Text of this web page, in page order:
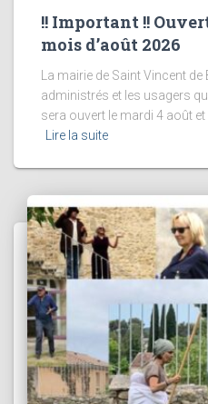
!! Important !!
mois d’août 2026
La mairie de Saint Vincent
administrés et les usagers
sera ouvert le mardi 4 août
Lire la suite